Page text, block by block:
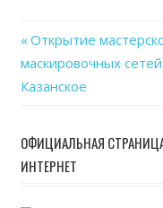
Навигация
по
записям
Previous
Post:
Открытие
маскировочных
Казанское
ОФИЦИАЛЬНАЯ
ИНТЕРНЕТ